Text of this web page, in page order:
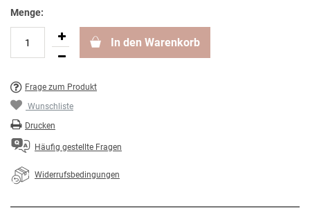
Menge:
In den Warenkorb
Frage zum Produkt
Wunschliste
Drucken
Häufig gestellte Fragen
Widerrufsbedingungen